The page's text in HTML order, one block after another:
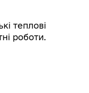
теплові
роботи.